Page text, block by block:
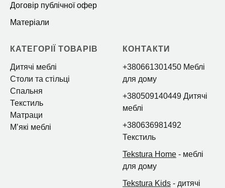
Договір публічної офер
Матеріали
КАТЕГОРІЇ ТОВАРІВ
Дитячі меблі
Столи та стільці
Спальня
Текстиль
Матраци
Мʼякі меблі
КОНТАКТИ
+380661301450 Меблі
для дому
+380509140449 Дитячі
меблі
+380636981492
Текстиль
Tekstura Home - меблі
для дому
Tekstura Kids - дитячі